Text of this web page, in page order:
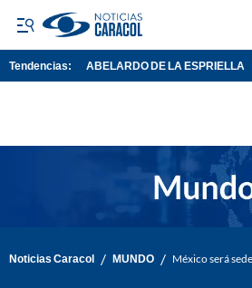
Tendencias: ABELARDO DE LA ESPRIELLA
Noticias Caracol / MUNDO / México será